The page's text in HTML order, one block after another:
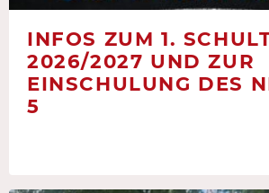
INFOS ZUM 1.
2026/2027 UND ZUR
EINSCHULUNG DES
5